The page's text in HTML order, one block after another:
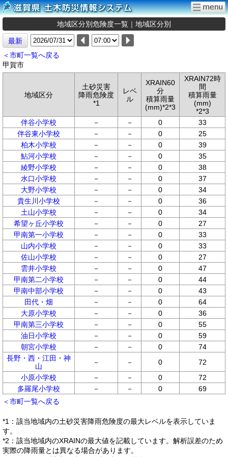
地域区分別危険度一覧｜地域区分別
最新
＜市町一覧へ戻る
甲賀市
地域区分
土砂災害
降雨危険度
*1
レベ
ル
XRAIN60
分
積算雨量
(mm)*2*3
XRAIN72時
間
積算雨量
(mm)
*2*3
伴谷小学校
－ － 0
33
伴谷東小学校
－ － 0
25
柏木小学校
－ － 0
39
鮎河小学校
－ － 0
35
綾野小学校
－ － 0
38
水口小学校
－ － 0
37
大野小学校
－ － 0
34
貴生川小学校
－ － 0
36
土山小学校
－ － 0
34
希望ヶ丘小学校
－ － 0
27
甲南第一小学校
－ － 0
33
山内小学校
－ － 0
33
佐山小学校
－ － 0
27
雲井小学校
－ － 0
47
甲南第二小学校
－ － 0
44
甲南中部小学校
－ － 0
43
田代・畑
－ － 0
64
大原小学校
－ － 0
36
甲南第三小学校
－ － 0
55
油日小学校
－ － 0
59
朝宮小学校
－ － 0
74
長野・西・江田・神
山
－ － 0
72
小原小学校
－ － 0
72
多羅尾小学校
－ － 0
69
＜市町一覧へ戻る
*1：該当地域内の土砂災害降雨危険度の最大レベルを表示していま
す。
*2：該当地域内のXRAINの最大値を記載しています。解析誤差のため
実際の降雨量とは異なる場合があります。